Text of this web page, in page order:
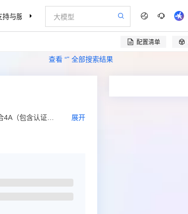
持与服务 了解阿里云
查看 “” 全部搜索结果
配置清单 
4A（包含认证
展开